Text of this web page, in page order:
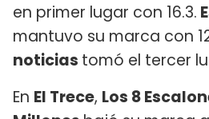
en primer lugar con 16.3.
mantuvo su marca con
noticias tomó el tercer
En El Trece, Los 8